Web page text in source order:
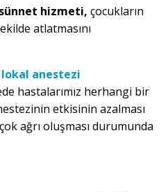
sünnet hizmeti, çocukların
atlatmasını
lokal anestezi
hastalarımız herhangi bir
etkisinin azalması
ağrı oluşması durumunda